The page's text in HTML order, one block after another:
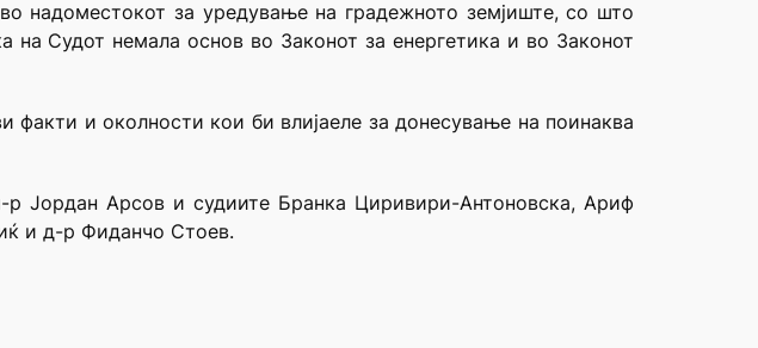
надоместокот за уредување на градежното земјиште, со што
на Судот немала основ во Законот за енергетика и во Законот
факти и околности кои би влијаеле за донесување на поинаква
Јордан Арсов и судиите Бранка Циривири-Антоновска, Ариф
и д-р Фиданчо Стоев.